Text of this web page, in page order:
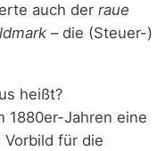
auch der raue
– die (Steuer-)
heißt?
1880er-Jahren eine
für die